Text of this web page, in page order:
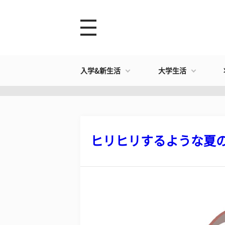
入学&新生活 大学生活
ヒリヒリするような夏